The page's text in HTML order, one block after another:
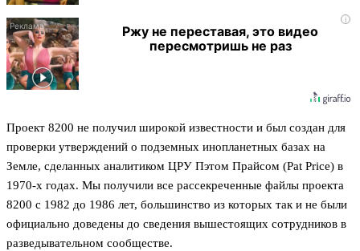
i
Ржу не переставая, это видео
пересмотришь не раз
Проект 8200 не получил широкой известности и был создан для
проверки утверждений о подземных инопланетных базах на
Земле, сделанных аналитиком ЦРУ Пэтом Прайсом (Pat Price) в
1970-х годах. Мы получили все рассекреченные файлы проекта
8200 с 1982 до 1986 лет, большинство из которых так и не были
официально доведены до сведения вышестоящих сотрудников в
разведывательном сообществе.